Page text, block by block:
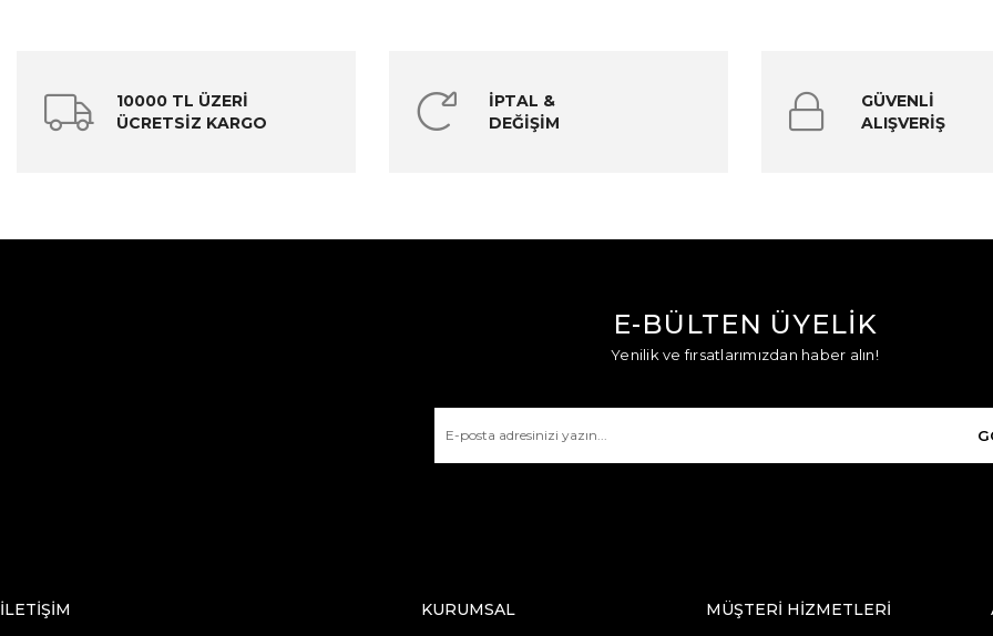
10000 TL ÜZERİ
ÜCRETSİZ KARGO
İPTAL &
DEĞİŞİM
GÜVENLİ
ALIŞVERİŞ
E-BÜLTEN ÜYELİK
Yenilik ve fırsatlarımızdan haber alın!
İLETİŞİM KURUMSAL MÜŞTERİ HİZMETLERİ